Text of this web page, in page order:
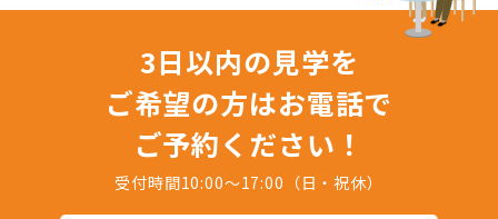
3日以内の見学を
ご希望の方はお電話で
ご予約ください！
受付時間10:00～17:00（日・祝休）